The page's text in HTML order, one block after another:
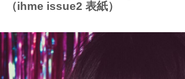
（ihme issue2 表紙）